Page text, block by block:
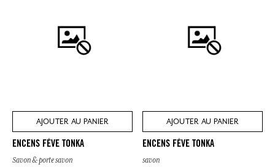
AJOUTER AU PANIER
ENCENS FÈVE TONKA
Savon & porte savon
AJOUTER AU PANIER
ENCENS FÈVE TONKA
savon